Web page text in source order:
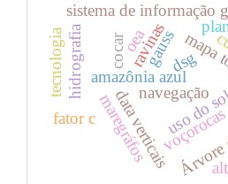
data verticais
amazônia azul
voçorocas
ravinas
uso do
sistema de informação
maregráfos
hidrografia navegação
cocar dsg
fator c
gauss
tecnologia oea